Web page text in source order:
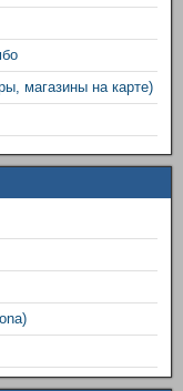
магазины на карте)